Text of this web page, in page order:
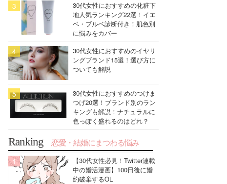
30代女性におすすめの化粧下
地人気ランキング22選！イエ
ベ・ブルベ診断付き！肌色別
に悩みをカバー
30代女性におすすめのイヤリ
ングブランド15選！選び方に
ついても解説
30代女性におすすめのつけま
つげ20選！ブランド別のラン
キングも解説！ナチュラルに
色っぽく盛れるのはどれ？
Ranking 恋愛・結婚にまつわる悩み
【30代女性必見！Twitter連載
中の婚活漫画】100日後に婚
約破棄するOL